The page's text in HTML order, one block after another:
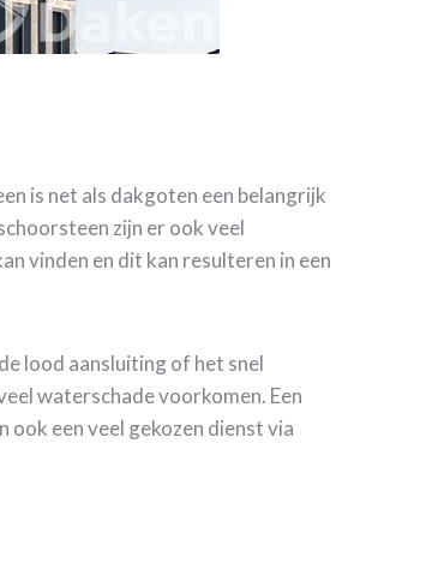
is net als dakgoten een belangrijk
zijn er ook veel
vinden en dit kan resulteren in een
lood aansluiting of het snel
waterschade voorkomen. Een
ook een veel gekozen dienst via